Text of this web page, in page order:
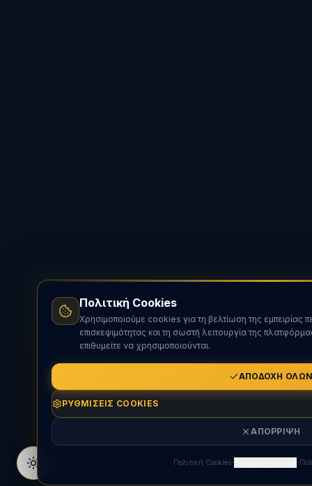
Πολιτική Cookies
Χρησιμοποιούμε cookies για τη βελτίωση της εμπειρίας
επισκεψιμότητας και τη σωστή λειτουργία της
επιθυμείτε να χρησιμοποιούνται.
ΑΠΟΔΟΧΉ
ΡΥΘΜΊΣΕΙΣ COOKIES
ΑΠΌΡΡΙΨΗ
Πολιτική Cookies· ·